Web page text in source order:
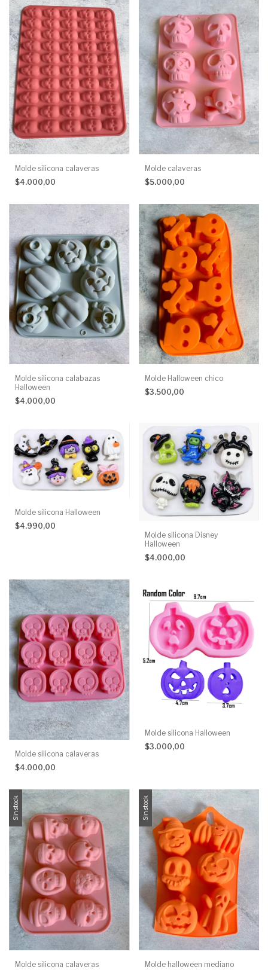
Molde silicona calaveras
$4.000,00
Molde calaveras
$5.000,00
Molde silicona calabazas
Halloween
$4.000,00
Molde Halloween chico
$3.500,00
Molde silicona Halloween
$4.990,00
Molde silicona Disney
Halloween
$4.000,00
Molde silicona calaveras
$4.000,00
Molde silicona Halloween
$3.000,00
Sin stock
Molde silicona calaveras
Sin stock
Molde halloween mediano